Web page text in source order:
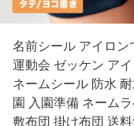
名前シール アイロン
運動会 ゼッケン ア
ネームシール 防水
園 入園準備 ネーム
敷布団 掛け布団 送